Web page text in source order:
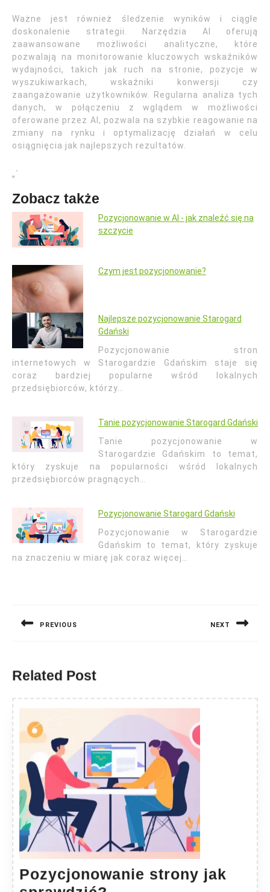
Ważne jest również śledzenie wyników i ciągłe
doskonalenie strategii. Narzędzia AI oferują
zaawansowane możliwości analityczne, które
pozwalają na monitorowanie kluczowych wskaźników
wydajności, takich jak ruch na stronie, pozycje w
wyszukiwarkach, wskaźniki konwersji czy
zaangażowanie użytkowników. Regularna analiza tych
danych, w połączeniu z wglądem w możliwości
oferowane przez AI, pozwala na szybkie reagowanie na
zmiany na rynku i optymalizację działań w celu
osiągnięcia jak najlepszych rezultatów.
„`
Zobacz także
Pozycjonowanie w AI - jak znaleźć się na
szczycie
Czym jest pozycjonowanie?
Najlepsze pozycjonowanie Starogard
Gdański
Pozycjonowanie stron
internetowych w Starogardzie Gdańskim staje się
coraz bardziej popularne wśród lokalnych
przedsiębiorców, którzy…
Tanie pozycjonowanie Starogard Gdański
Tanie pozycjonowanie w
Starogardzie Gdańskim to temat,
który zyskuje na popularności wśród lokalnych
przedsiębiorców pragnących…
Pozycjonowanie Starogard Gdański
Pozycjonowanie w Starogardzie
Gdańskim to temat, który zyskuje
na znaczeniu w miarę jak coraz więcej…
PREVIOUS NEXT
Related Post
Pozycjonowanie strony jak